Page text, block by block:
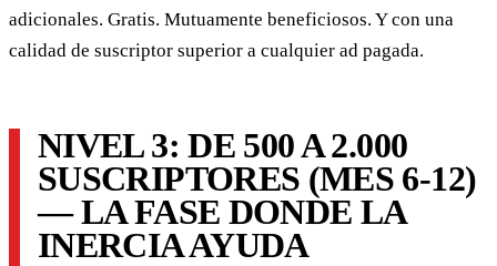
adicionales. Gratis. Mutuamente beneficiosos. Y con una
calidad de suscriptor superior a cualquier ad pagada.
NIVEL 3: DE 500 A 2.000
SUSCRIPTORES (MES 6-12)
— LA FASE DONDE LA
INERCIA AYUDA